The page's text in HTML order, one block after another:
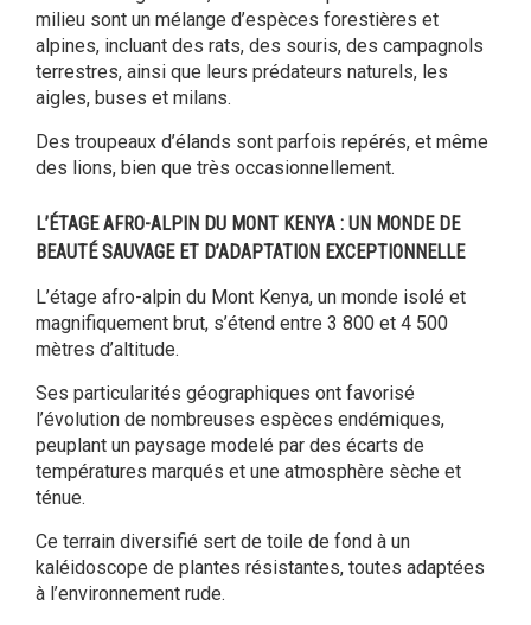
milieu sont un mélange d’espèces forestières et
alpines, incluant des rats, des souris, des campagnols
terrestres, ainsi que leurs prédateurs naturels, les
aigles, buses et milans.
Des troupeaux d’élands sont parfois repérés, et même
des lions, bien que très occasionnellement.
L’ÉTAGE AFRO-ALPIN DU MONT KENYA : UN MONDE DE
BEAUTÉ SAUVAGE ET D’ADAPTATION EXCEPTIONNELLE
L’étage afro-alpin du Mont Kenya, un monde isolé et
magnifiquement brut, s’étend entre 3 800 et 4 500
mètres d’altitude.
Ses particularités géographiques ont favorisé
l’évolution de nombreuses espèces endémiques,
peuplant un paysage modelé par des écarts de
températures marqués et une atmosphère sèche et
ténue.
Ce terrain diversifié sert de toile de fond à un
kaléidoscope de plantes résistantes, toutes adaptées
à l’environnement rude.